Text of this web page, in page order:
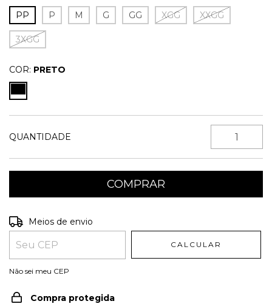
PP
P M G GG XGG XXGG
3XGG
COR: PRETO
QUANTIDADE
Entregas para o CEP:
Meios de envio
CALCULAR
Não sei meu CEP
Compra protegida